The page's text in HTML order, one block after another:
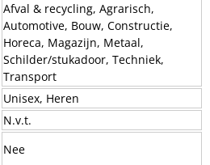
Afval & recycling, Agrarisch,
Automotive, Bouw, Constructie,
Horeca, Magazijn, Metaal,
Schilder/stukadoor, Techniek,
Transport
Unisex, Heren
N.v.t.
Nee